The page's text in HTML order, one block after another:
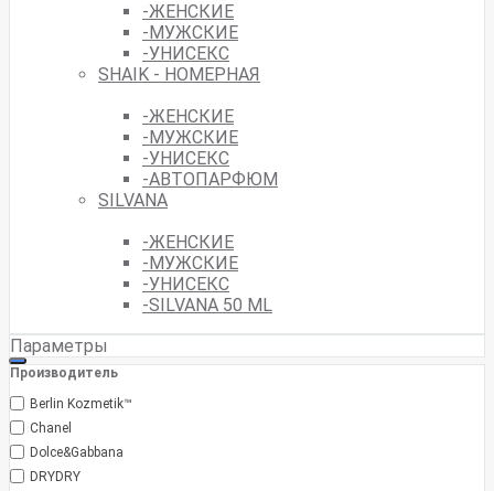
-ЖЕНСКИЕ
-МУЖСКИЕ
-УНИСЕКС
SHAIK - НОМЕРНАЯ
-ЖЕНСКИЕ
-МУЖСКИЕ
-УНИСЕКС
-АВТОПАРФЮМ
SILVANA
-ЖЕНСКИЕ
-МУЖСКИЕ
-УНИСЕКС
-SILVANA 50 ML
Параметры
Производитель
Berlin Kozmetik™
Chanel
Dolce&Gabbana
DRYDRY